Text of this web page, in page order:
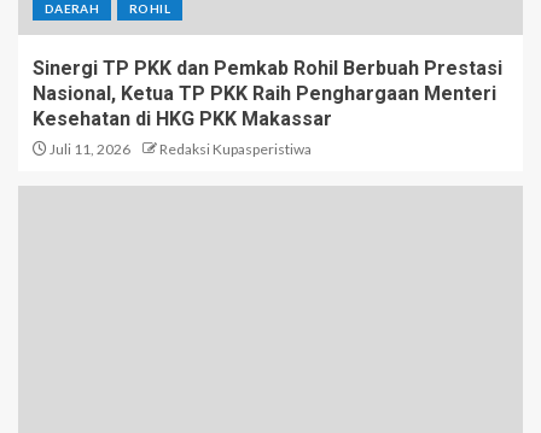
DAERAH ROHIL
Sinergi TP PKK dan Pemkab Rohil Berbuah Prestasi
Nasional, Ketua TP PKK Raih Penghargaan Menteri
Kesehatan di HKG PKK Makassar
Juli 11, 2026 Redaksi Kupasperistiwa